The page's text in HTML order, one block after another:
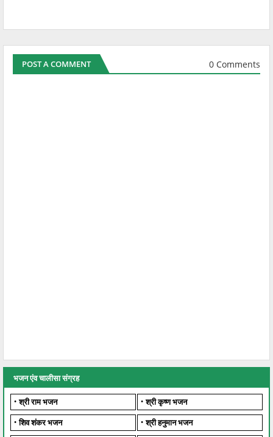
POST A COMMENT 0 Comments
भजन एंव चालीसा संग्रह
श्री राम भजन
श्री कृष्ण भजन
शिव शंकर भजन
श्री हनुमान भजन